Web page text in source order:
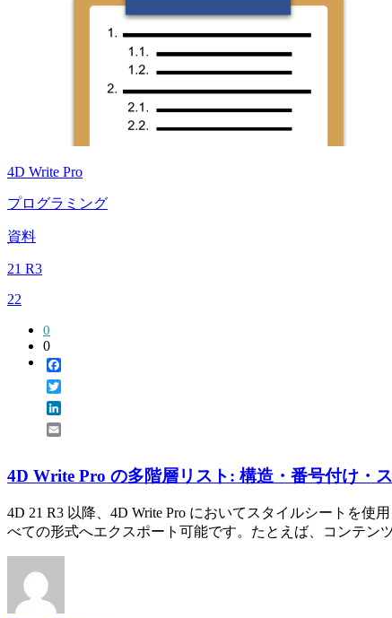
4D Write Pro
プログラミング
資料
21 R3
22
0
0
4D Write Pro の多階層リスト: 構造・番号付け・
4D 21 R3 以降、4D Write Pro においてスタイルシートを
べての形式へエクスポート可能です。たとえば、コンテン